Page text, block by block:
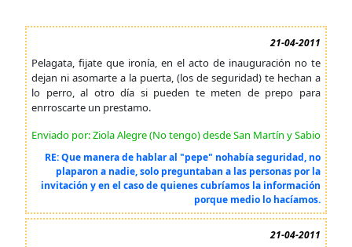
21-04-2011
Pelagata, fijate que ironía, en el acto de inauguración no te
dejan ni asomarte a la puerta, (los de seguridad) te hechan a
lo perro, al otro día si pueden te meten de prepo para
enrroscarte un prestamo.
Enviado por: Ziola Alegre (No tengo) desde San Martín y Sabio
RE: Que manera de hablar al "pepe" nohabía seguridad, no
plaparon a nadie, solo preguntaban a las personas por la
invitación y en el caso de quienes cubríamos la información
porque medio lo hacíamos.
21-04-2011